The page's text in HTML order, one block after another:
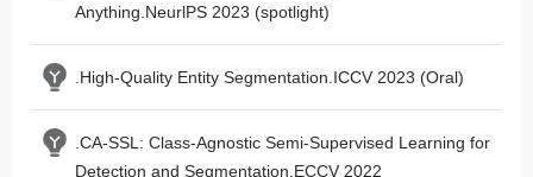
Anything.NeurlPS 2023 (spotlight)
.High-Quality Entity Segmentation.ICCV 2023 (Oral)
.CA-SSL: Class-Agnostic Semi-Supervised Learning for
Detection and Segmentation.ECCV 2022